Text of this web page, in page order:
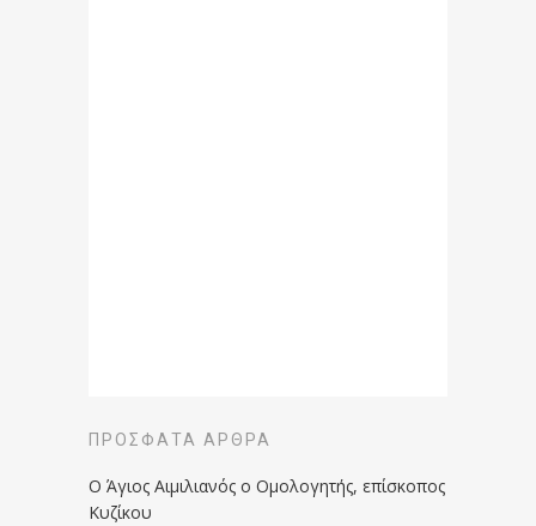
ΠΡΌΣΦΑΤΑ ΆΡΘΡΑ
Ο Άγιος Αιμιλιανός ο Ομολογητής, επίσκοπος
Κυζίκου